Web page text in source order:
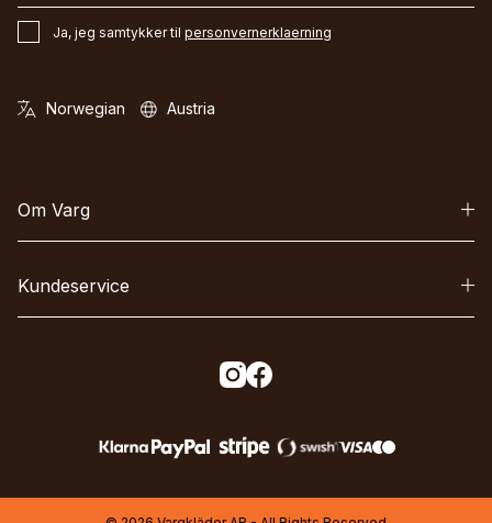
Ja, jeg samtykker til personvernerklaerning
Om Varg
Kundeservice